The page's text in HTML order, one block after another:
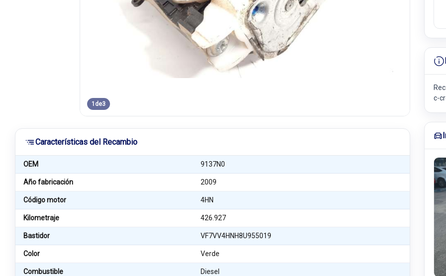
1 de3
Características del Recambio
OEM 9137N0
Año fabricación 2009
Código motor 4HN
Kilometraje 426.927
Bastidor VF7VV4HNH8U955019
Color Verde
Combustible Diesel
c-